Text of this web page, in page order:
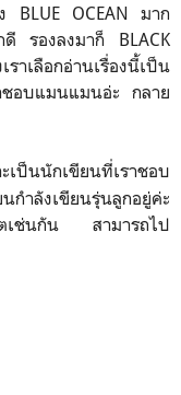
BLUE OCEAN มาก
รองลงมาก็ BLACK
าเลือกอ่านเรื่องนี้เป็น
ชอบแมนแมนอ่ะ กลาย
เป็นนักเขียนที่เราชอบ
กำลังเขียนรุ่นลูกอยู่ค่ะ
ตเช่นกัน สามารถไป